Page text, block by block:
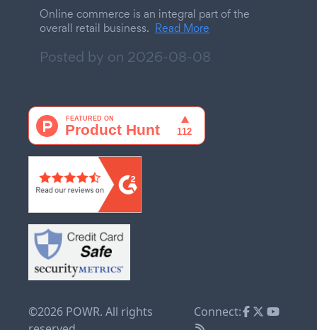
Online commerce is an integral part of the
overall retail business. Read More
Posted by on 2026-08-08
©2026 POWR. All rights
Connect: